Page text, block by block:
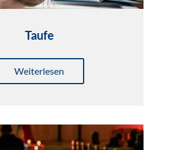
Taufe
Weiterlesen